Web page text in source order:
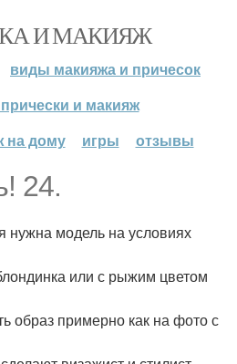
И МАКИЯЖ
виды макияжа и причесок
и макияж
на дому
игры отзывы
24.
нужна модель на условиях
или с рыжим цветом
образ примерно как на фото с